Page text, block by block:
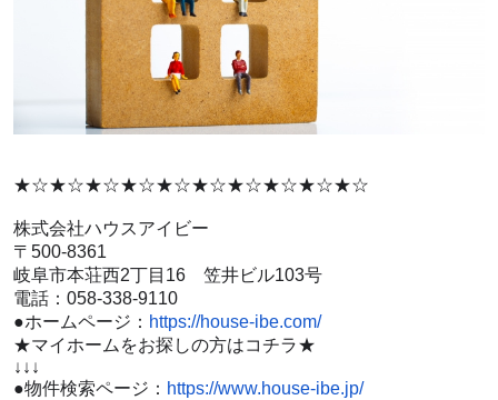
★☆★☆★☆★☆★☆★☆★☆★☆★☆★☆
株式会社ハウスアイビー
〒500-8361
岐阜市本荘西2丁目16 笠井ビル103号
電話：058-338-9110
●ホームページ： https://house-ibe.com/
★マイホームをお探しの方はコチラ★
↓↓↓
●物件検索ページ： https://www.house-ibe.jp/